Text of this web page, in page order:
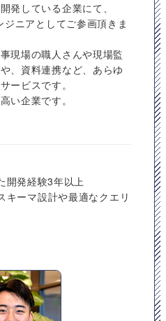
発している企業にて、
ニアとしてご参画頂きま
現場の職人さんや現場監
、資料連携など、あらゆ
ービスです。
い企業です。
開発経験3年以上
キーマ設計や最適なクエリ